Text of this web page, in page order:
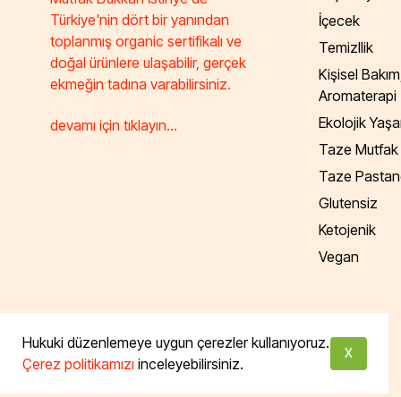
Hukuki düzenlemeye uygun çerezler kullanıyoruz.
Çerez politikamızı inceleyebilirsiniz.
X
Türkiye'nin dört bir yanından
toplanmış organic sertifikalı ve
doğal ürünlere ulaşabilir, gerçek
ekmeğin tadına varabilirsiniz.
devamı için tıklayın...
İçecek
Temizllik
Kişisel
Aromaterapi
Ekolojik
Taze Mutfak
Taze
Glutensiz
Ketojenik
Vegan